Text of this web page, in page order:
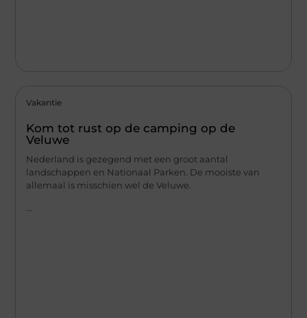
Vakantie
Kom tot rust op de camping op de
Veluwe
Nederland is gezegend met een groot aantal
landschappen en Nationaal Parken. De mooiste van
allemaal is misschien wel de Veluwe.
...